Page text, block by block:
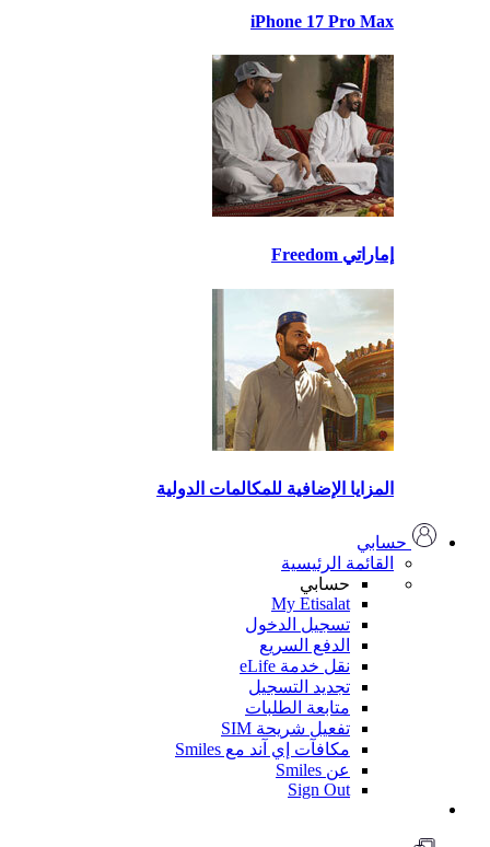
iPhone 17 Pro Max
المزايا الإضافية للمكالمات الدولية
حسابي
القائمة الرئيسية
حسابي
My Etisalat
تسجيل الدخول
الدفع السريع
نقل خدمة eLife
تجديد التسجيل
متابعة الطلبات
تفعيل شريحة SIM
مكافآت إي آند مع Smiles
Sign Out